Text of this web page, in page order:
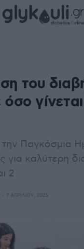
του
Παγκόσμια
για καλύτερη
2
7 ΑΠΡΙΛΊΟΥ, 2025